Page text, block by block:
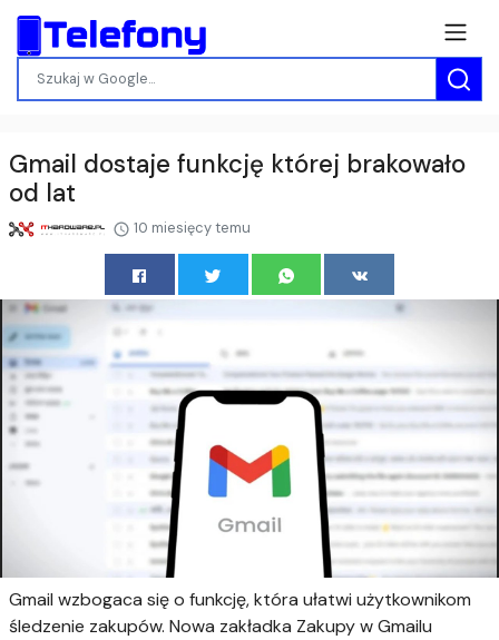
Gmail dostaje funkcję której brakowało
od lat
10 miesięcy temu
Gmail wzbogaca się o funkcję, która ułatwi użytkownikom
śledzenie zakupów. Nowa zakładka Zakupy w Gmailu